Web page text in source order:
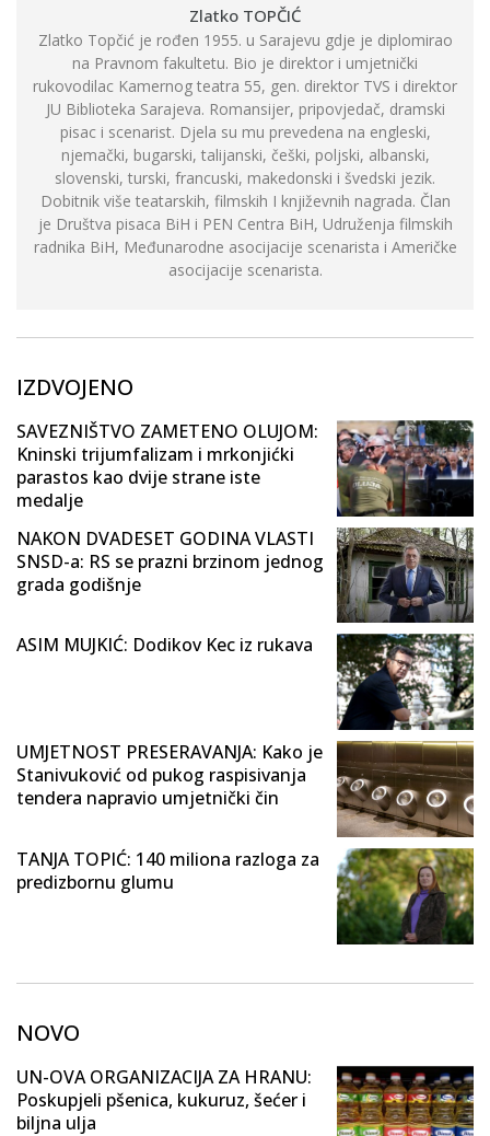
Zlatko TOPČIĆ
Zlatko Topčić je rođen 1955. u Sarajevu gdje je diplomirao
na Pravnom fakultetu. Bio je direktor i umjetnički
rukovodilac Kamernog teatra 55, gen. direktor TVS i direktor
JU Biblioteka Sarajeva. Romansijer, pripovjedač, dramski
pisac i scenarist. Djela su mu prevedena na engleski,
njemački, bugarski, talijanski, češki, poljski, albanski,
slovenski, turski, francuski, makedonski i švedski jezik.
Dobitnik više teatarskih, filmskih I književnih nagrada. Član
je Društva pisaca BiH i PEN Centra BiH, Udruženja filmskih
radnika BiH, Međunarodne asocijacije scenarista i Američke
asocijacije scenarista.
IZDVOJENO
SAVEZNIŠTVO ZAMETENO OLUJOM:
Kninski trijumfalizam i mrkonjićki
parastos kao dvije strane iste
medalje
NAKON DVADESET GODINA VLASTI
SNSD-a: RS se prazni brzinom jednog
grada godišnje
ASIM MUJKIĆ: Dodikov Kec iz rukava
UMJETNOST PRESERAVANJA: Kako je
Stanivuković od pukog raspisivanja
tendera napravio umjetnički čin
TANJA TOPIĆ: 140 miliona razloga za
predizbornu glumu
NOVO
UN-OVA ORGANIZACIJA ZA HRANU:
Poskupjeli pšenica, kukuruz, šećer i
biljna ulja